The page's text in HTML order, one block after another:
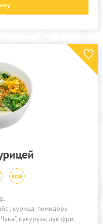
курица помидоры
кукуруза лук фри